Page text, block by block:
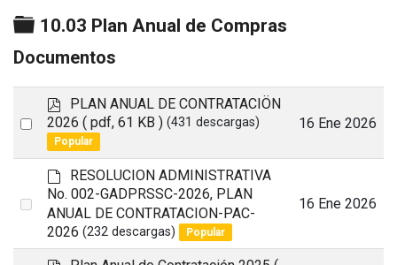
Carpeta
10.03 Plan Anual de Compras
Documentos
Select
p
d
f
PLAN ANUAL DE CONTRATACIÖN
2026 ( pdf, 61 KB ) (431 descargas)
Popular
16 Ene 2026
Select
item
d
e
f
a
RESOLUCION ADMINISTRATIVA
No. 002-GADPRSSC-2026, PLAN
ANUAL DE CONTRATACION-PAC-
2026 (232 descargas) Popular
16 Ene 2026